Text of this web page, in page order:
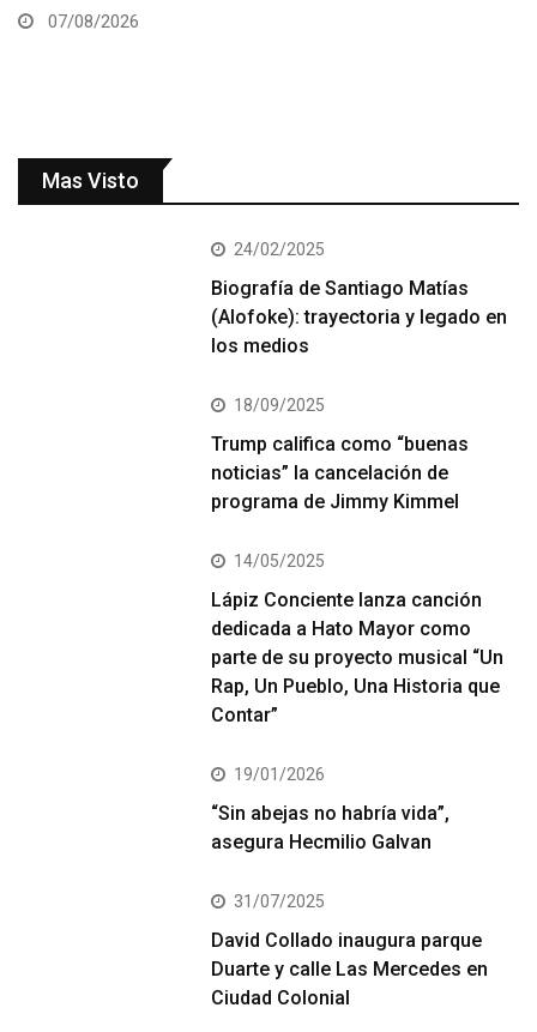
07/08/2026
Mas Visto
24/02/2025
Biografía de Santiago Matías
(Alofoke): trayectoria y legado en
los medios
18/09/2025
Trump califica como “buenas
noticias” la cancelación de
programa de Jimmy Kimmel
14/05/2025
Lápiz Conciente lanza canción
dedicada a Hato Mayor como
parte de su proyecto musical “Un
Rap, Un Pueblo, Una Historia que
Contar”
19/01/2026
“Sin abejas no habría vida”,
asegura Hecmilio Galvan
31/07/2025
David Collado inaugura parque
Duarte y calle Las Mercedes en
Ciudad Colonial